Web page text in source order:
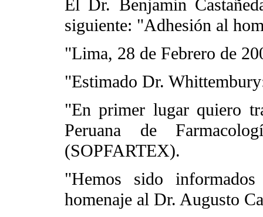
El Dr. Benjamin
siguiente: "Adhesión al
"Lima, 28 de Febrero de
"Estimado Dr.
"En primer lugar quiero
Peruana de
(SOPFARTEX).
"Hemos sido
homenaje al Dr. Augusto